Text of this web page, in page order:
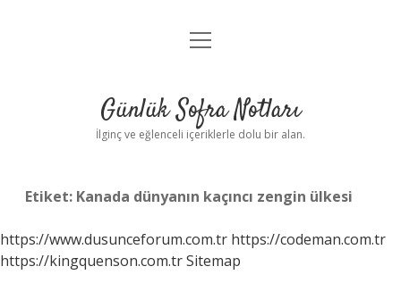
Anasayfa
Yasal Uyarı
menüyü
Günlük Sofra Notları
İlginç ve eğlenceli içeriklerle dolu bir alan.
Etiket: Kanada dünyanın kaçıncı zengin ülkesi
https://www.dusunceforum.com.tr https://codeman.com.tr
https://kingquenson.com.trSitemap